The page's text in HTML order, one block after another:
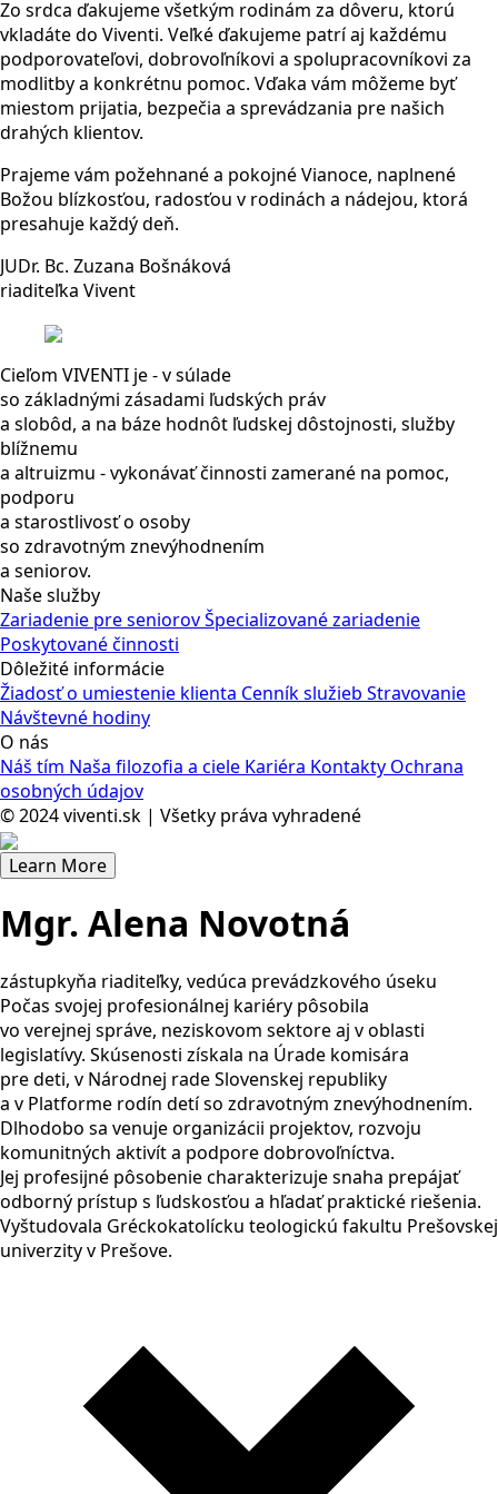
Zo srdca ďakujeme všetkým rodinám za dôveru, ktorú
vkladáte do Viventi. Veľké ďakujeme patrí aj každému
podporovateľovi, dobrovoľníkovi a spolupracovníkovi za
modlitby a konkrétnu pomoc. Vďaka vám môžeme byť
miestom prijatia, bezpečia a sprevádzania pre našich
drahých klientov.
Prajeme vám požehnané a pokojné Vianoce, naplnené
Božou blízkosťou, radosťou v rodinách a nádejou, ktorá
presahuje každý deň.
JUDr. Bc. Zuzana Bošnáková
riaditeľka Vivent
Cieľom VIVENTI je - v súlade
so základnými zásadami ľudských práv
a slobôd, a na báze hodnôt ľudskej dôstojnosti, služby
blížnemu
a altruizmu - vykonávať činnosti zamerané na pomoc,
podporu
a starostlivosť o osoby
so zdravotným znevýhodnením
a seniorov.
Naše služby
Zariadenie pre seniorovŠpecializované zariadenie
Poskytované činnosti
Dôležité informácie
Žiadosť o umiestenie klienta Cenník služieb Stravovanie
Návštevné hodiny
O nás
Náš tím Naša filozofia a ciele Kariéra Kontakty Ochrana
osobných údajov
© 2024 viventi.sk | Všetky práva vyhradené
Learn More
Mgr. Alena Novotná
zástupkyňa riaditeľky, vedúca prevádzkového úseku
Počas svojej profesionálnej kariéry pôsobila
vo verejnej správe, neziskovom sektore aj v oblasti
legislatívy. Skúsenosti získala na Úrade komisára
pre deti, v Národnej rade Slovenskej republiky
a v Platforme rodín detí so zdravotným znevýhodnením.
Dlhodobo sa venuje organizácii projektov, rozvoju
komunitných aktivít a podpore dobrovoľníctva.
Jej profesijné pôsobenie charakterizuje snaha prepájať
odborný prístup s ľudskosťou a hľadať praktické riešenia.
Vyštudovala Gréckokatolícku teologickú fakultu Prešovskej
univerzity v Prešove.